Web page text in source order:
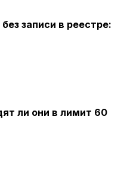
записи в реестре:
ли они в лимит 60